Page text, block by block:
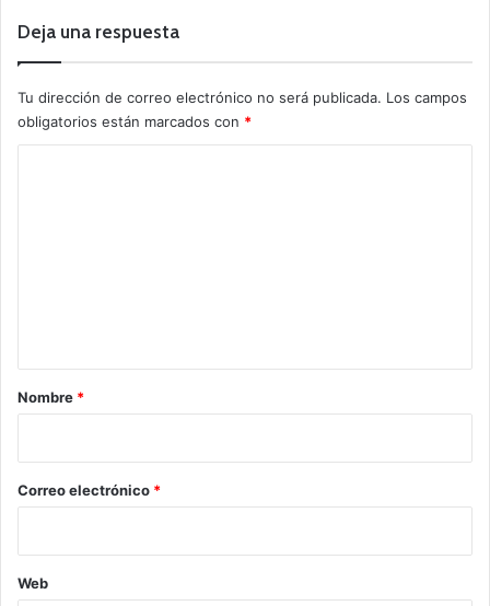
Deja una respuesta
Tu dirección de correo electrónico no será publicada. Los campos
obligatorios están marcados con *
r
*
Nombre *
Correo electrónico *
Web